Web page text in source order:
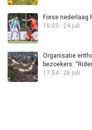
Forse nederlaag
16:03 - 24 juli
Organisatie
bezoekers:
17:54 - 26 juli